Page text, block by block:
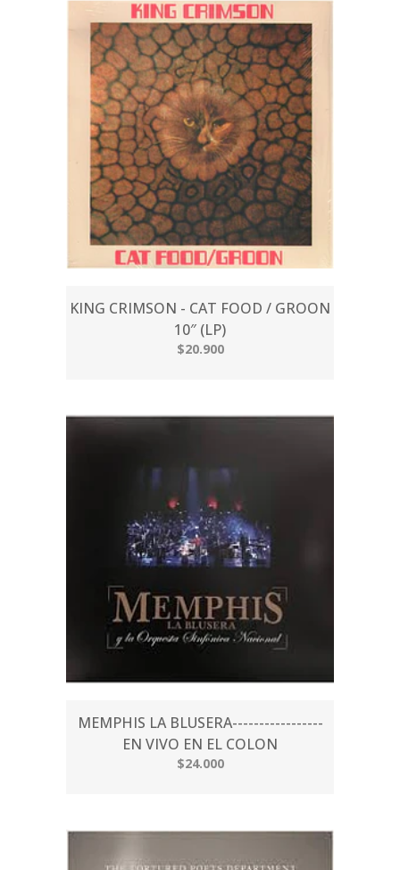
KING CRIMSON - CAT FOOD / GROON
10″ (LP)
$20.900
MEMPHIS LA BLUSERA-----------------
EN VIVO EN EL COLON
$24.000